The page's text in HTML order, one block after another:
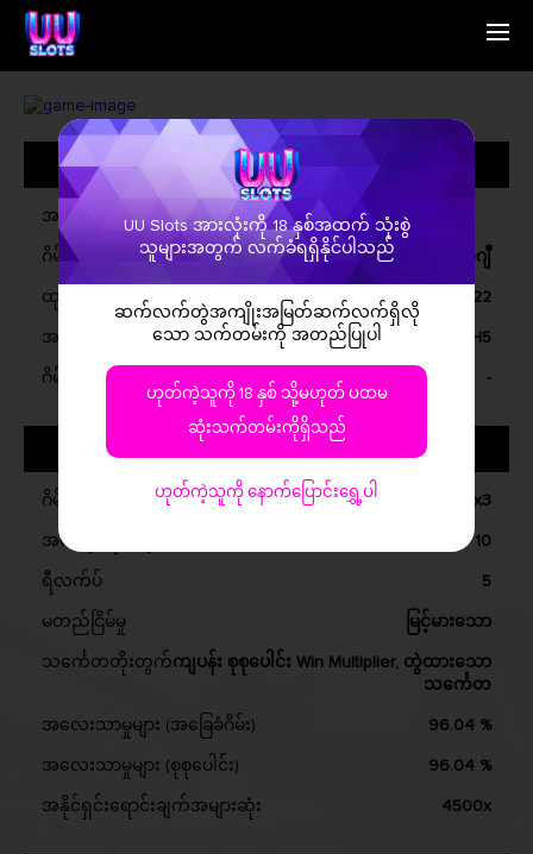
ကျွန်တော်ရှိသူမျာ
ဂိမ်းမျာ
သတင်းစာ
မြန်မာမိတ်ဆွေ
Traditional Chinese
Bangladesh
Phillipines
Hindi
Indonesia
Korean
Laos
Malay
Burmese
Nepali
Vietnam
အထွေထွေအမျိုးအစားမျာ
အမည်
ဂိမ်းအမျိုးအစား ဗီဒီယို အိုလ်ဂျီ
ထုတ်ရန် ဒီဇိုဂရမ်, 2022
အဆက်တင်သွားပြီ ဝင်ဒို, iOS, အနိုင်ရိုက်, H5
ဂိမ်းရှင်းမှုရှိမှု -
ဂိမ်းအကြောင်
ဂိမ်းအမျိုးအစား 5x3
အလျော်လိုင်းများ 10
ရီလက်ပ် 5
မတည်ငြိမ်မှု မြင့်မားသော
သင်္ကေတတိုးတွက်ကျပန်း စုစုပေါင်း Win Multiplier, တွဲထားသော
သင်္ကေတ
အလေးသာမှုများ (အခြေခံဂိမ်း) 96.04 %
အလေးသာမှုများ (စုစုပေါင်း) 96.04 %
အနိုင်ရှင်းရောင်းချက်အများဆုံး 4500x
UU Slots အားလုံးကို 18 နှစ်အထက် သုံးစွဲ
သူများအတွက် လက်ခံရရှိနိုင်ပါသည်
ဆက်လက်တွဲအကျိုးအမြတ်ဆက်လက်ရှိလို
သော သက်တမ်းကို အတည်ပြုပါ
ဟုတ်ကဲ့သူကို 18 နှစ် သို့မဟုတ် ပထမ
ဆုံးသက်တမ်းကိုရှိသည်
ဟုတ်ကဲ့သူကို နောက်ပြောင်းရွှေ့ပါ